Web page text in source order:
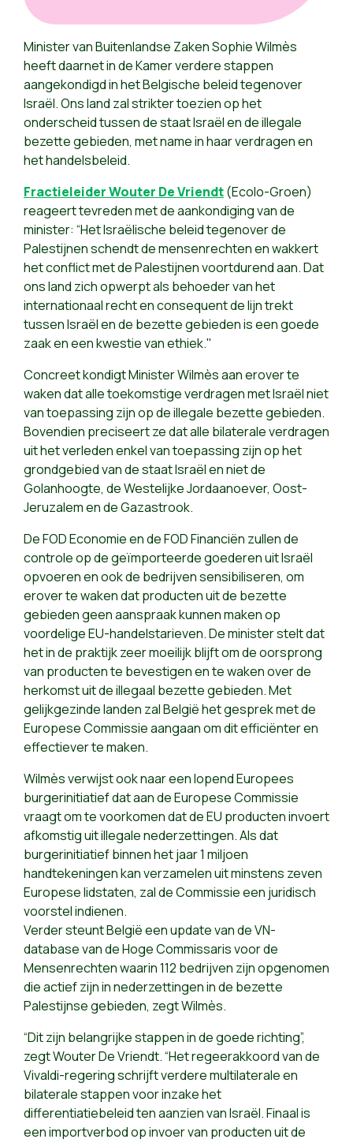
Minister van Buitenlandse Zaken Sophie Wilmès
heeft daarnet in de Kamer verdere stappen
aangekondigd in het Belgische beleid tegenover
Israël. Ons land zal strikter toezien op het
onderscheid tussen de staat Israël en de illegale
bezette gebieden, met name in haar verdragen en
het handelsbeleid.
Fractieleider Wouter De Vriendt(Ecolo-Groen)
reageert tevreden met de aankondiging van de
minister: “Het Israëlische beleid tegenover de
Palestijnen schendt de mensenrechten en wakkert
het conflict met de Palestijnen voortdurend aan. Dat
ons land zich opwerpt als behoeder van het
internationaal recht en consequent de lijn trekt
tussen Israël en de bezette gebieden is een goede
zaak en een kwestie van ethiek."
Concreet kondigt Minister Wilmès aan erover te
waken dat alle toekomstige verdragen met Israël niet
van toepassing zijn op de illegale bezette gebieden.
Bovendien preciseert ze dat alle bilaterale verdragen
uit het verleden enkel van toepassing zijn op het
grondgebied van de staat Israël en niet de
Golanhoogte, de Westelijke Jordaanoever, Oost-
Jeruzalem en de Gazastrook.
De FOD Economie en de FOD Financiën zullen de
controle op de geïmporteerde goederen uit Israël
opvoeren en ook de bedrijven sensibiliseren, om
erover te waken dat producten uit de bezette
gebieden geen aanspraak kunnen maken op
voordelige EU-handelstarieven. De minister stelt dat
het in de praktijk zeer moeilijk blijft om de oorsprong
van producten te bevestigen en te waken over de
herkomst uit de illegaal bezette gebieden. Met
gelijkgezinde landen zal België het gesprek met de
Europese Commissie aangaan om dit efficiënter en
effectiever te maken.
Wilmès verwijst ook naar een lopend Europees
burgerinitiatief dat aan de Europese Commissie
vraagt om te voorkomen dat de EU producten invoert
afkomstig uit illegale nederzettingen. Als dat
burgerinitiatief binnen het jaar 1 miljoen
handtekeningen kan verzamelen uit minstens zeven
Europese lidstaten, zal de Commissie een juridisch
voorstel indienen.
Verder steunt België een update van de VN-
database van de Hoge Commissaris voor de
Mensenrechten waarin 112 bedrijven zijn opgenomen
die actief zijn in nederzettingen in de bezette
Palestijnse gebieden, zegt Wilmès.
“Dit zijn belangrijke stappen in de goede richting”,
zegt Wouter De Vriendt. “Het regeerakkoord van de
Vivaldi-regering schrijft verdere multilaterale en
bilaterale stappen voor inzake het
differentiatiebeleid ten aanzien van Israël. Finaal is
een importverbod op invoer van producten uit de